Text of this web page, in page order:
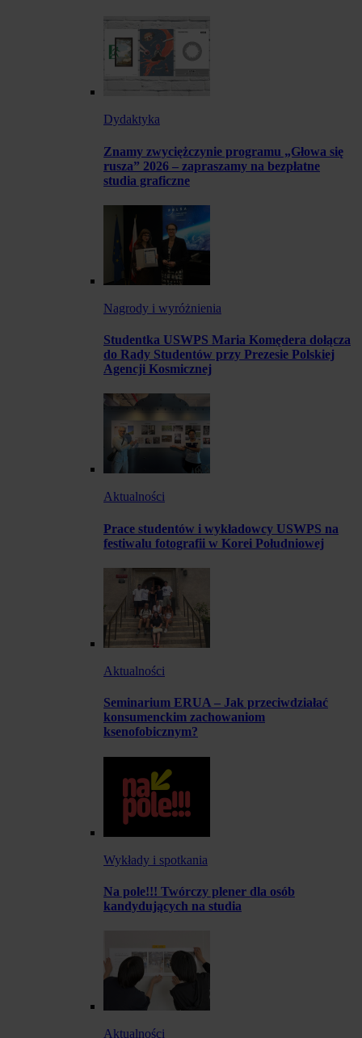
Dydaktyka
Znamy zwyciężczynie programu „Głowa się
rusza” 2026 – zapraszamy na bezpłatne
studia graficzne
Nagrody i wyróżnienia
Studentka USWPS Maria Komędera dołącza
do Rady Studentów przy Prezesie Polskiej
Agencji Kosmicznej
Aktualności
Prace studentów i wykładowcy USWPS na
festiwalu fotografii w Korei Południowej
Aktualności
Seminarium ERUA – Jak przeciwdziałać
konsumenckim zachowaniom
ksenofobicznym?
Wykłady i spotkania
Na pole!!! Twórczy plener dla osób
kandydujących na studia
Aktualności